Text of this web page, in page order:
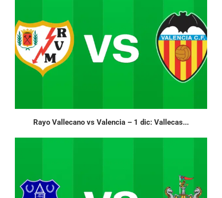
Rayo Vallecano vs Valencia – 1 dic: Vallecas...